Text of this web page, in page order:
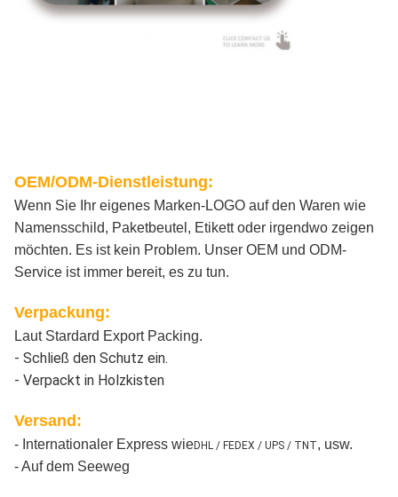
OEM/ODM-Dienstleistung:
Wenn Sie Ihr eigenes Marken-LOGO auf den Waren wie
Namensschild, Paketbeutel, Etikett oder irgendwo zeigen
möchten. Es ist kein Problem. Unser OEM und ODM-
Service ist immer bereit, es zu tun.
Verpackung:
Laut Stardard Export Packing.
- Schließ den Schutz ein.
- Verpackt in Holzkisten
Versand:
- Internationaler Express wieDHL / FEDEX / UPS / TNT, usw.
- Auf dem Seeweg